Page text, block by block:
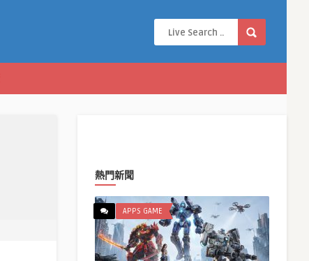
熱門新聞
APPS GAME